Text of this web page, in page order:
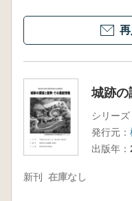
城跡の
シリーズ
発行元：
出版年：
新刊 在庫なし